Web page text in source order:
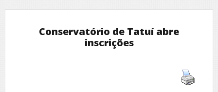
Conservatório de Tatuí abre
inscrições